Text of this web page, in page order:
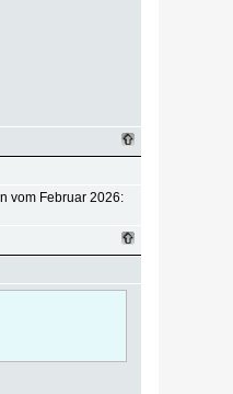
vom Februar 2026: